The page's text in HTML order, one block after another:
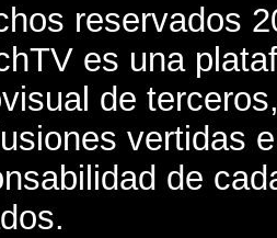
reservados
es una
de
vertidas
de